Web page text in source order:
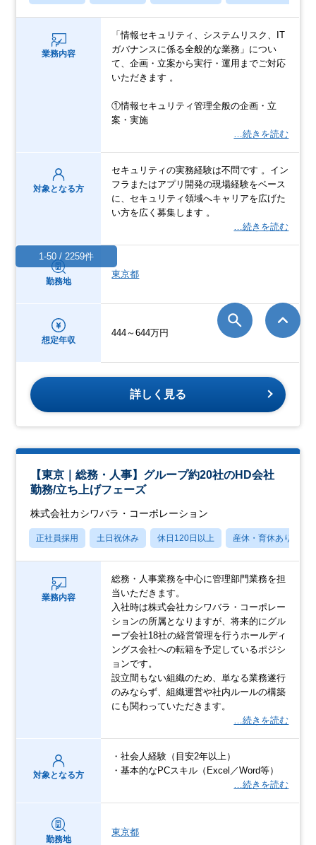
業務内容
「情報セキュリティ、システムリスク、IT
ガバナンスに係る全般的な業務」につい
て、企画・立案から実行・運用までご対応
いただきます 。
①情報セキュリティ管理全般の企画・立
案・実施
…続きを読む
対象となる方
セキュリティの実務経験は不問です 。イン
フラまたはアプリ開発の現場経験をベース
に、セキュリティ領域へキャリアを広げた
い方を広く募集します 。
…続きを読む
勤務地
東京都
想定年収
444～644万円
詳しく見る
【東京｜総務・人事】グループ約20社のHD会社
勤務/立ち上げフェーズ
株式会社カシワバラ・コーポレーション
正社員採用 土日祝休み 休日120日以上 産休・育休あり
業務内容
総務・人事業務を中心に管理部門業務を担
当いただきます。
入社時は株式会社カシワバラ・コーポレー
ションの所属となりますが、将来的にグル
ープ会社18社の経営管理を行うホールディ
ングス会社への転籍を予定しているポジシ
ョンです。
設立間もない組織のため、単なる業務遂行
のみならず、組織運営や社内ルールの構築
にも関わっていただきます。
…続きを読む
対象となる方
・社会人経験（目安2年以上）
・基本的なPCスキル（Excel／Word等）
…続きを読む
勤務地
東京都
1-50 / 2259件